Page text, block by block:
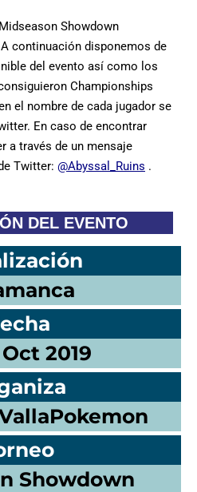
Showdown
continuación disponemos de
del evento así como los
Championships
el nombre de cada jugador se
En caso de encontrar
a través de un mensaje
Twitter: @Abyssal_Ruins .
DEL EVENTO
2019
Showdown